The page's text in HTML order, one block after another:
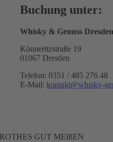
Buchung unter:
Whisky & Genuss
Könneritzstraße 19
01067 Dresden
Telefon: 0351 / 485 276 48
E-Mail: kontakt@whisky-
ROTHES GUT MEIßEN